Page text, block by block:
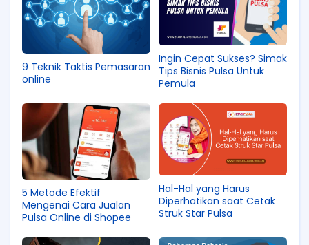
9 Teknik Taktis Pemasaran
online
Ingin Cepat Sukses? Simak
Tips Bisnis Pulsa Untuk
Pemula
5 Metode Efektif
Mengenai Cara Jualan
Pulsa Online di Shopee
Hal-Hal yang Harus
Diperhatikan saat Cetak
Struk Star Pulsa